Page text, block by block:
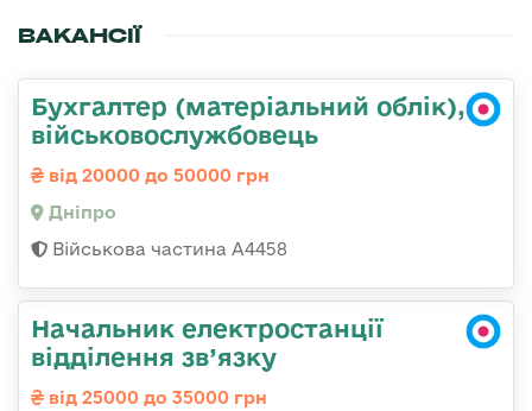
ВАКАНСІЇ
Бухгалтер (матеріальний облік),
військовослужбовець
від 20000 до 50000 грн
Дніпро
Військова частина А4458
Начальник електростанції
відділення зв’язку
від 25000 до 35000 грн